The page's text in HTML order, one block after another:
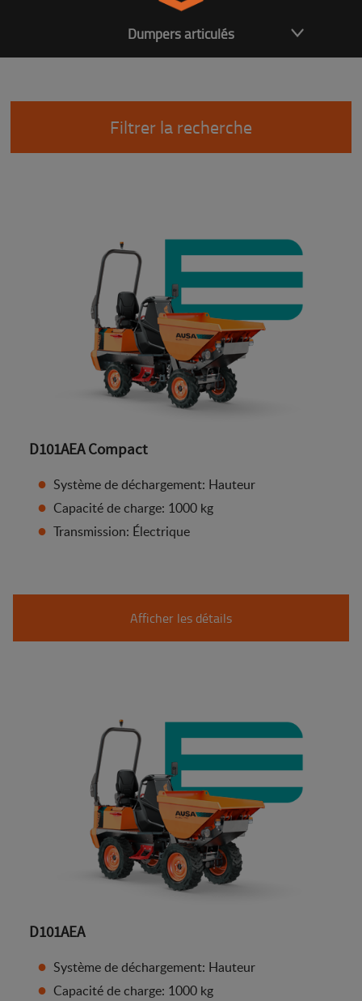
Dumpers articulés
Filtrer la recherche
D101AEA Compact
Système de déchargement: Hauteur
Capacité de charge: 1000 kg
Transmission: Électrique
Afficher les détails
D101AEA
Système de déchargement: Hauteur
Capacité de charge: 1000 kg